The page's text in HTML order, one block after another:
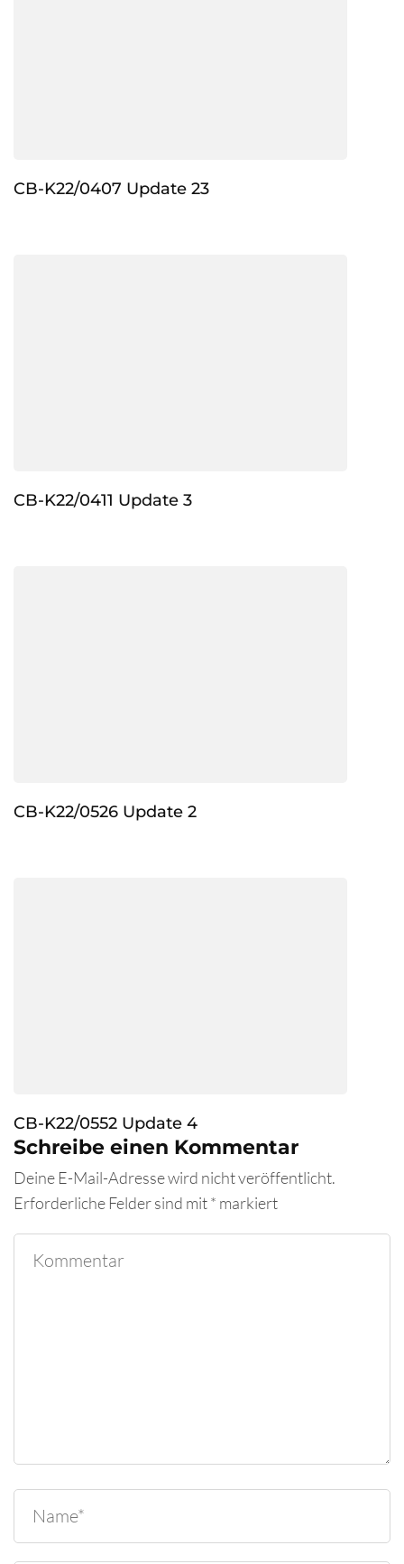
CB-K22/0407 Update 23
CB-K22/0411 Update 3
CB-K22/0526 Update 2
CB-K22/0552 Update 4
Schreibe einen Kommentar
Deine E-Mail-Adresse wird nicht veröffentlicht.
Erforderliche Felder sind mit* markiert